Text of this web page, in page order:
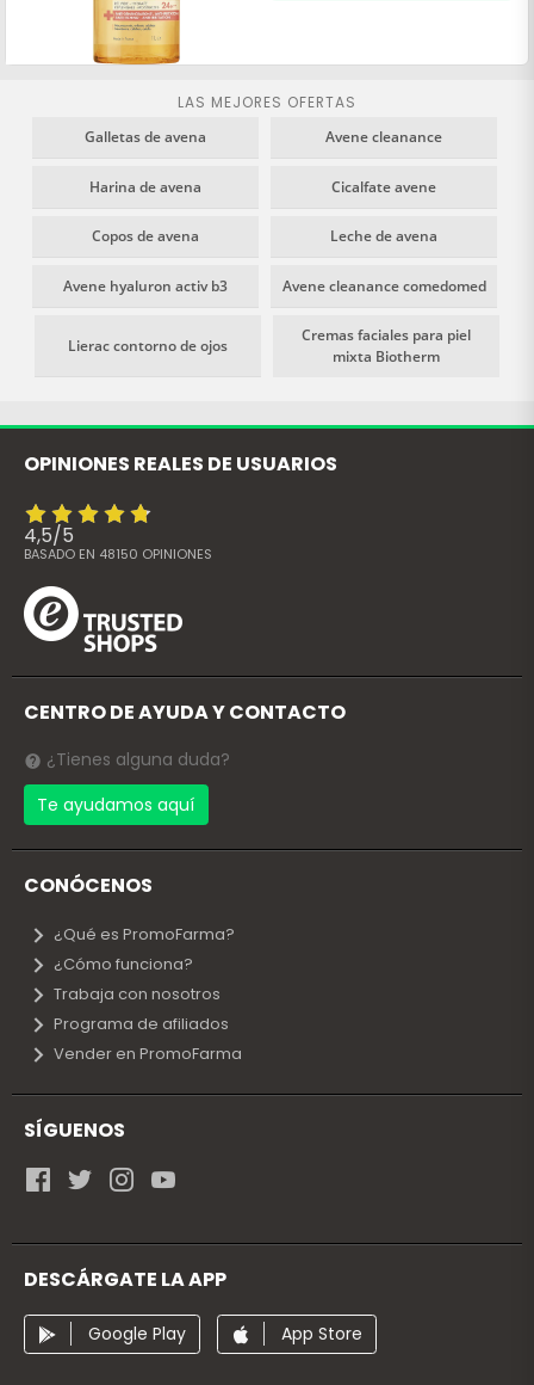
LAS MEJORES OFERTAS
Galletas de avena
Avene cleanance
Harina de avena Cicalfate avene
Copos de avena Leche de avena
Avene hyaluron activ b3 Avene cleanance comedomed
Lierac contorno de ojos
Cremas faciales para piel
mixta Biotherm
OPINIONES REALES DE USUARIOS
4,5/5
BASADO EN 48150 OPINIONES
CENTRO DE AYUDA Y CONTACTO
¿Tienes alguna duda?
Te ayudamos aquí
CONÓCENOS
¿Qué es PromoFarma?
¿Cómo funciona?
Trabaja con nosotros
Programa de afiliados
Vender en PromoFarma
SÍGUENOS
DESCÁRGATE LA APP
Google Play App Store